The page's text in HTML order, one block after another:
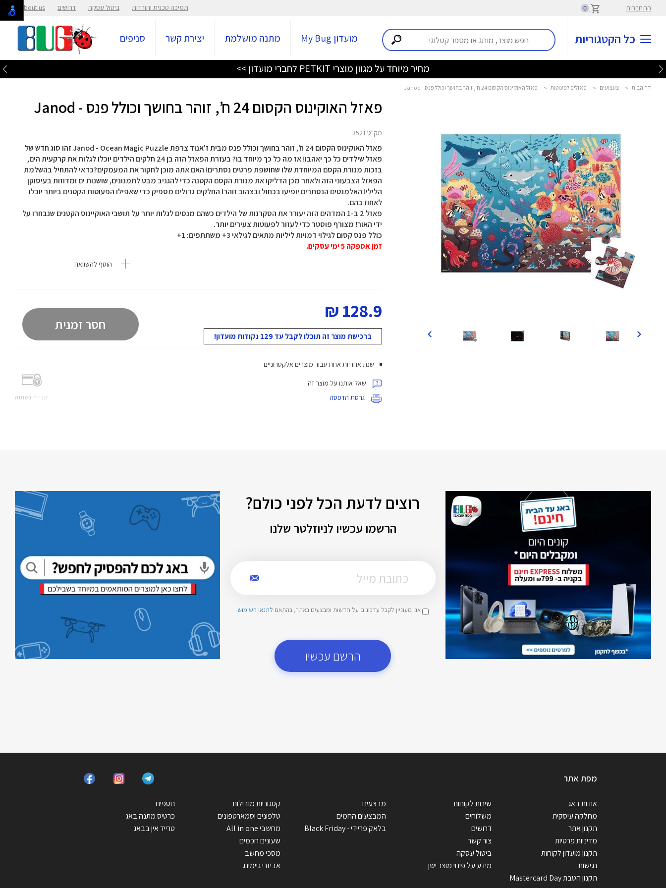
התחברות 0 תמיכה טכנית והורדות ביטול עסקה דרושים About us
כל הקטגוריות מועדון My Bug מתנה מושלמת יצירת קשר סניפים
מחיר מיוחד על מגוון מוצרי PETKIT לחברי מועדון >>
דף הבית > צעצועים > פאזלים לפעוטות > פאזל האוקינוס הקסום 24 ח’, זוהר בחושך וכולל פנס - Janod
פאזל האוקינוס הקסום 24 ח’, זוהר בחושך וכולל פנס - Janod
מק"ט 3521
פאזל האוקינוס הקסום 24 ח’, זוהר בחושך וכולל פנס מבית ז'אנוד צרפת Janod - Ocean Magic Puzzle זהו סוג חדש של
פאזל שילדים כל כך יאהבו! אז מה כל כך מיוחד בו? בעזרת הפאזל הזה בן 24 חלקים הילדים יוכלו לגלות את קרקעית הים,
בזכות מנורת הקסם המיוחדת שלו שחושפת פרטים נסתרים! האם אתה מוכן לחקור את המעמקים?כדאי להתחיל בהשלמת
הפאזל הצבעוני הזה ולאחר מכן הדליקו את מנורת הקסם הקטנה כדי להגניב מבט לתמנונים, שושנות ים ומדוזות בעיסוקן
הלילי! האלמנטים הנסתרים יופיעו בכחול ובצהוב זוהר! החלקים גדולים מספיק כדי שאפילו הפעוטות הקטנים ביותר יוכלו
לאחוז בהם.
פאזל 2 ב-1 המדהים הזה יעורר את הסקרנות של הילדים כשהם מנסים לגלות יותר על תושבי האוקיינוס ​​הקטנים שנבחרו על
ידי האור! מצורף פוסטר כדי לעזור לפעוטות צעירים יותר.
כולל פנס קסום לגילוי דמויות ליליות מתאים לגילאי 3+ משתתפים: 1+
זמן אספקה 5 ימי עסקים.
הוסף להשוואה
128.9 ₪
ברכישת מוצר זה תוכלו לקבל עד 129 נקודות מועדון!
חסר זמנית
קנייה בטוחה
שנת אחריות אחת עבור מוצרים אלקטרוניים
שאל אותנו על מוצר זה
גרסת הדפסה
רוצים לדעת הכל לפני כולם?
הרשמו עכשיו לניוזלטר שלנו
אני מעוניין לקבל עדכונים על חדשות ומבצעים באתר, בהתאם לתנאי השימוש
הרשם עכשיו
מפת אתר
אודות באג
מחלקה עיסקית
תקנון אתר
מדיניות פרטיות
תקנון מועדון לקוחות
נגישות
תקנון הטבת Mastercard Day
שירות לקוחות
משלוחים
דרושים
צור קשר
ביטול עסקה
מידע על פינוי מוצר ישן
מבצעים
המבצעים החמים
בלאק פריידי - Black Friday
קטגוריות מובילות
טלפונים וסמארטפונים
מחשבי All in one
שעונים חכמים
מסכי מחשב
אביזרי גיימינג
נוספים
כרטיס מתנה באג
טרייד אין בבאג